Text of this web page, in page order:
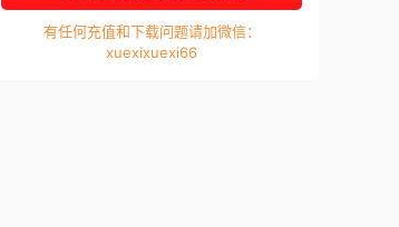
有任何充值和下载问题请加微信：
xuexixuexi66